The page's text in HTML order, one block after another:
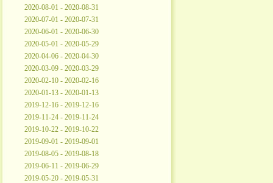
2020-08-01 - 2020-08-31
2020-07-01 - 2020-07-31
2020-06-01 - 2020-06-30
2020-05-01 - 2020-05-29
2020-04-06 - 2020-04-30
2020-03-09 - 2020-03-29
2020-02-10 - 2020-02-16
2020-01-13 - 2020-01-13
2019-12-16 - 2019-12-16
2019-11-24 - 2019-11-24
2019-10-22 - 2019-10-22
2019-09-01 - 2019-09-01
2019-08-05 - 2019-08-18
2019-06-11 - 2019-06-29
2019-05-20 - 2019-05-31